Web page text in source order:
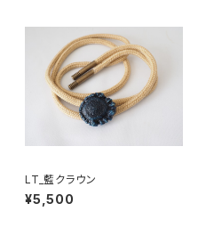
LT_藍クラウン
¥5,500